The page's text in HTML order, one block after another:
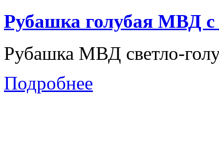
Рубашка голубая МВД
Рубашка МВД светло-
Подробнее